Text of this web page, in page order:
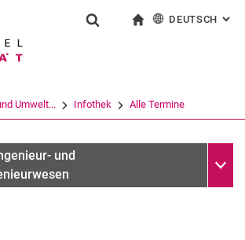
Springe direkt zu: Inhalt
Springe direkt zu: Suche
Springe direkt zu:
Suchen (öffnet externen Link in einem
DEUTSCH :
Umwelt... Infothek Alle Termine
und